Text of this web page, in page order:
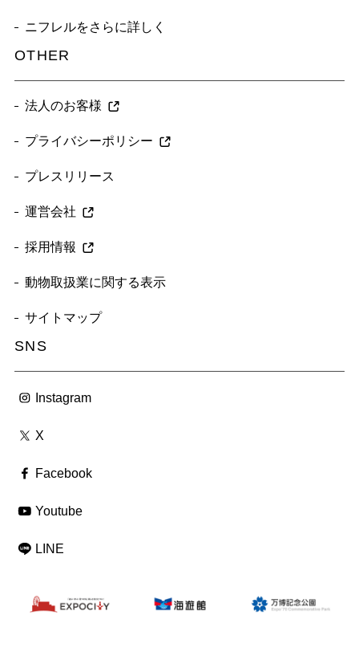
ニフレルをさらに詳しく
OTHER
法人のお客様
プライバシーポリシー
プレスリリース
運営会社
採用情報
動物取扱業に関する表示
サイトマップ
SNS
Instagram
X
Facebook
Youtube
LINE